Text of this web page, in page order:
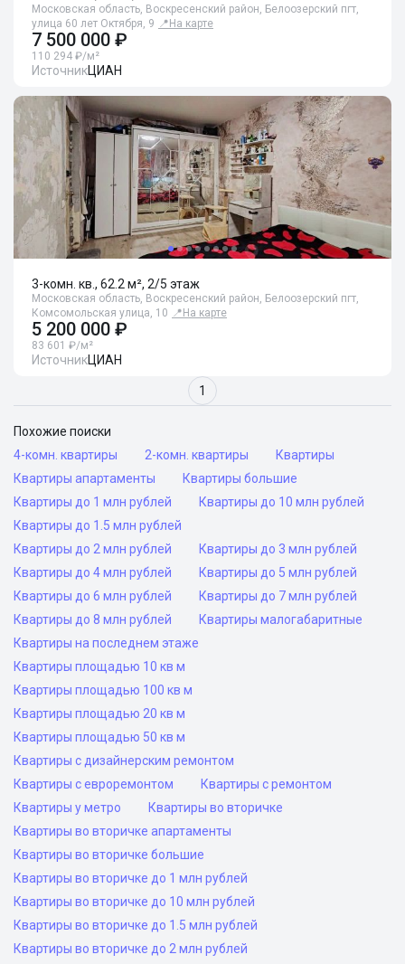
Московская область, Воскресенский район, Белоозерский пгт,
улица 60 лет Октября, 9 📍 На карте
7 500 000 ₽
110 294 ₽/м²
ИсточникЦИАН
3-комн. кв., 62.2 м², 2/5 этаж
Московская область, Воскресенский район, Белоозерский пгт,
Комсомольская улица, 10 📍 На карте
5 200 000 ₽
83 601 ₽/м²
ИсточникЦИАН
1
Похожие поиски
4-комн. квартиры
2-комн. квартиры
Квартиры
Квартиры апартаменты
Квартиры большие
Квартиры до 1 млн рублей
Квартиры до 10 млн рублей
Квартиры до 1.5 млн рублей
Квартиры до 2 млн рублей
Квартиры до 3 млн рублей
Квартиры до 4 млн рублей
Квартиры до 5 млн рублей
Квартиры до 6 млн рублей
Квартиры до 7 млн рублей
Квартиры до 8 млн рублей
Квартиры малогабаритные
Квартиры на последнем этаже
Квартиры площадью 10 кв м
Квартиры площадью 100 кв м
Квартиры площадью 20 кв м
Квартиры площадью 50 кв м
Квартиры с дизайнерским ремонтом
Квартиры с евроремонтом
Квартиры с ремонтом
Квартиры у метро
Квартиры во вторичке
Квартиры во вторичке апартаменты
Квартиры во вторичке большие
Квартиры во вторичке до 1 млн рублей
Квартиры во вторичке до 10 млн рублей
Квартиры во вторичке до 1.5 млн рублей
Квартиры во вторичке до 2 млн рублей